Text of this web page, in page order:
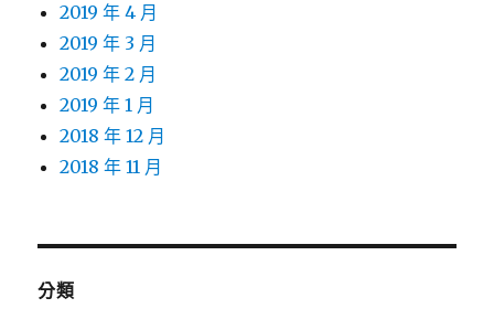
2019 年 4 月
2019 年 3 月
2019 年 2 月
2019 年 1 月
2018 年 12 月
2018 年 11 月
分類